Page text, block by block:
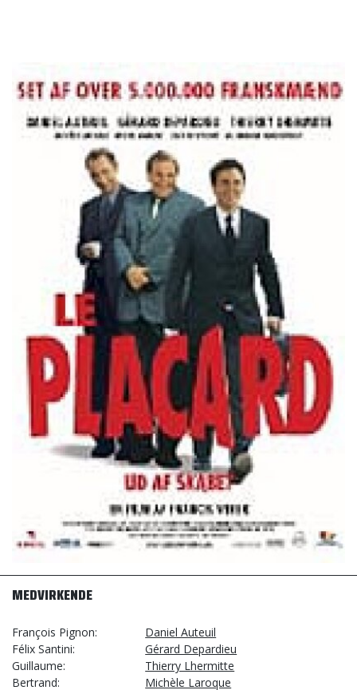
MEDVIRKENDE
François Pignon
Daniel Auteuil
Félix Santini
Gérard Depardieu
Guillaume
Thierry Lhermitte
Bertrand
Michèle Laroque